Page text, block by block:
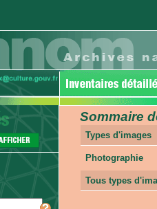
Sommaire
Types d'images
Photographie
Tous types